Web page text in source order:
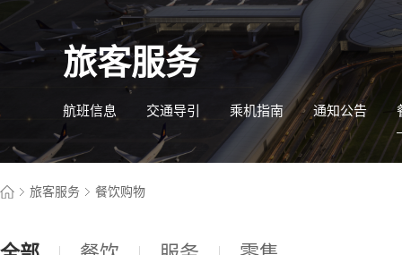
旅客服务
航班信息 交通导引 乘机指南 通知公告
旅客服务 餐饮购物